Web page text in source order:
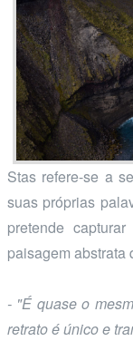
Stas refere-se a
suas próprias
pretende
paisagem abstrata
- "É quase o
retrato é único e